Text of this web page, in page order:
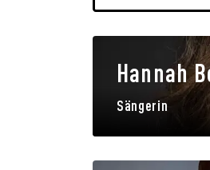
Hannah
Sängerin